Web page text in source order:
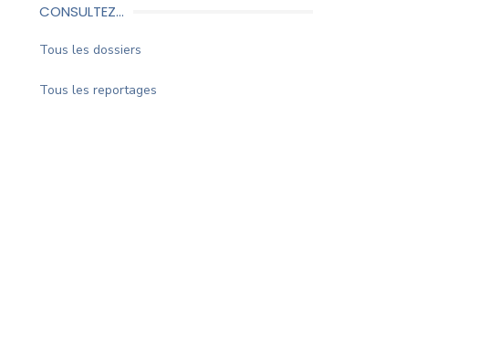
CONSULTEZ…
Tous les dossiers
Tous les reportages